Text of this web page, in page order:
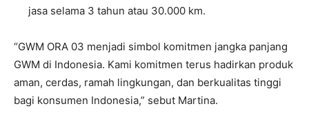
jasa selama 3 tahun atau 30.000 km.
“GWM ORA 03 menjadi simbol komitmen jangka panjang
GWM di Indonesia. Kami komitmen terus hadirkan produk
aman, cerdas, ramah lingkungan, dan berkualitas tinggi
bagi konsumen Indonesia,” sebut Martina.